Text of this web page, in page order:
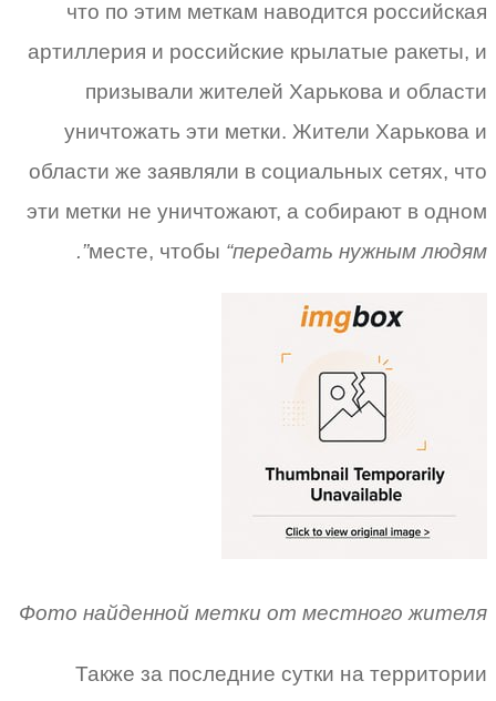
что по этим меткам наводится российская
артиллерия и российские крылатые ракеты, и
призывали жителей Харькова и области
уничтожать эти метки. Жители Харькова и
области же заявляли в социальных сетях, что
эти метки не уничтожают, а собирают в одном
месте, чтобы “передать нужным людям”.
Фото найденной метки от местного жителя
Также за последние сутки на территории